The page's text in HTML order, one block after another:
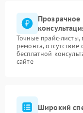
Прозрачное
Точные прайс-листы,
ремонта,
бесплатной
сайте
Широкий